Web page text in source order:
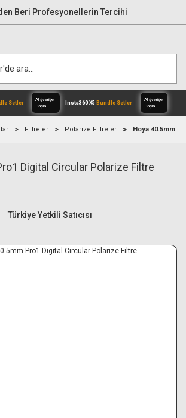
Beri Profesyonellerin Tercihi
Mark IIIBundle Setler
Alışverişe
Filtreler Polarize Filtreler Hoya 40.5mm
Digital Circular Polarize Filtre
Türkiye Yetkili Satıcısı